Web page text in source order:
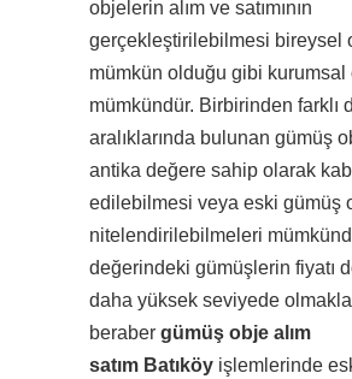
objelerin alım ve satımının
gerçekleştirilebilmesi bireysel
mümkün olduğu gibi kurumsal
mümkündür. Birbirinden farklı
aralıklarında bulunan gümüş
antika değere sahip olarak
edilebilmesi veya eski gümüş
nitelendirilebilmeleri
değerindeki gümüşlerin fiyatı
daha yüksek seviyede olmakla
beraber gümüş obje alım
satım Batıköy işlemlerinde